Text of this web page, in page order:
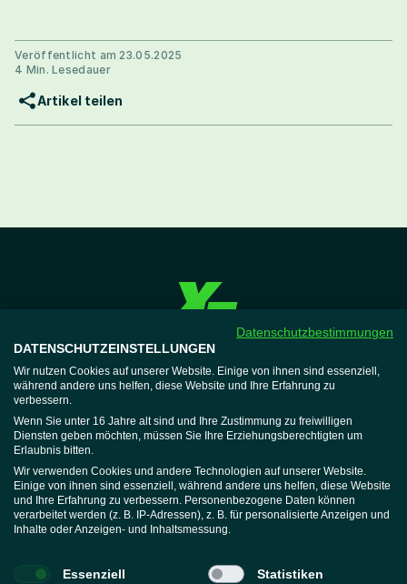
Veröffentlicht am 23.05.2025
4 Min. Lesedauer
Artikel teilen
XTRAFIT
Jobs
Expansion
Mitglieder
Hausordnung
Wellnessregeln
Widerruf erklären
Support
Help-Center
Datenschutzbestimmungen
DATENSCHUTZEINSTELLUNGEN
Wir nutzen Cookies auf unserer Website. Einige von ihnen sind essenziell,
während andere uns helfen, diese Website und Ihre Erfahrung zu
verbessern.
Wenn Sie unter 16 Jahre alt sind und Ihre Zustimmung zu freiwilligen
Diensten geben möchten, müssen Sie Ihre Erziehungsberechtigten um
Erlaubnis bitten.
Wir verwenden Cookies und andere Technologien auf unserer Website.
Einige von ihnen sind essenziell, während andere uns helfen, diese Website
und Ihre Erfahrung zu verbessern. Personenbezogene Daten können
verarbeitet werden (z. B. IP-Adressen), z. B. für personalisierte Anzeigen und
Inhalte oder Anzeigen- und Inhaltsmessung.
Essenziell Statistiken